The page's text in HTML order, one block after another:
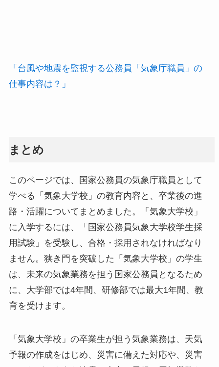
「台風や地震を監視する公務員「気象庁職員」の
仕事内容は？」
まとめ
このページでは、国家公務員の気象庁職員として
学べる「気象大学校」の教育内容と、卒業後の進
路・活躍についてまとめました。「気象大学校」
に入学するには、「国家公務員気象大学校学生採
用試験」を受験し、合格・採用されなければなり
ません。狭き門を突破した「気象大学校」の学生
は、未来の気象業務を担う国家公務員となるため
に、大学部では4年間、研修部では最大1年間、教
育を受けます。
「気象大学校」の卒業生が担う気象業務は、天気
予報の作成をはじめ、災害に備えた対応や、災害